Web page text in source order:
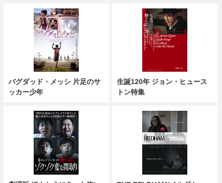
バグダッド・メッシ 片足のサ
ッカー少年
生誕120年 ジョン・ヒュース
トン特集